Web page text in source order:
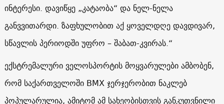
ინტერესი. დავიწყე „კატაობა“ და ნელ-ნელა
განვვითარდი. ზაფხულობით აქ ყოველდღე დავდივარ,
სწავლის პერიოდში უფრო – შაბათ-კვირას.“
ექსტრემალური ველოსპორტის მოყვარულები ამბობენ,
რომ საქართველოში BMX ჯერჯერობით ნაკლებ
პოპულარულია, ამიტომ ამ სახეობისთვის განკუთვნილი